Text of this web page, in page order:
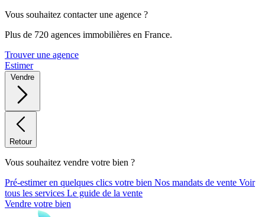
Vous souhaitez contacter une agence ?
Plus de 720 agences immobilières en France.
Trouver une agence
Estimer
Vendre
Retour
Vous souhaitez vendre votre bien ?
Pré-estimer en quelques clics votre bien Nos mandats de vente Voir
tous les services Le guide de la vente
Vendre votre bien